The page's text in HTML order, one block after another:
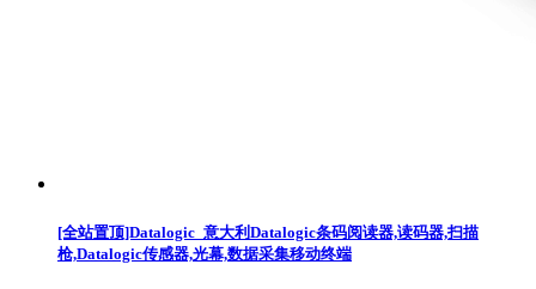
[全站置顶]Datalogic_意大利Datalogic条码阅读器,读码器,扫描
枪,Datalogic传感器,光幕,数据采集移动终端